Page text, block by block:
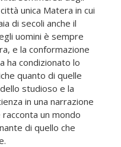
unica Matera in cui
di secoli anche il
uomini è sempre
e la conformazione
ha condizionato lo
quanto di quelle
studioso e la
in una narrazione
un mondo
di quello che